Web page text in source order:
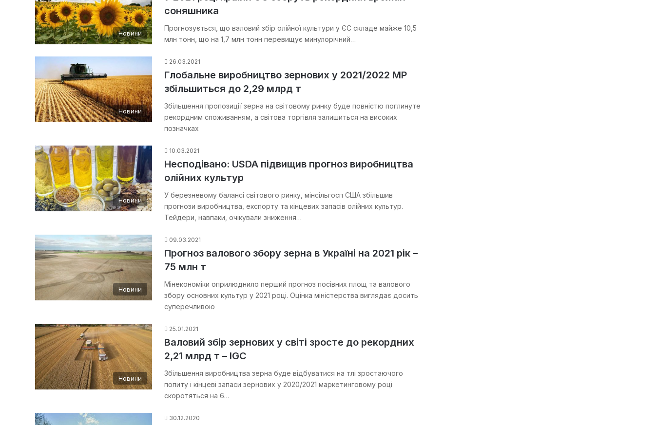
Новини
соняшника
Прогнозується, що валовий збір олійної культури у ЄС складе майже 10,5
млн тонн, що на 1,7 млн тонн перевищує минулорічний…
Новини
26.03.2021
Глобальне виробництво зернових у 2021/2022 МР
збільшиться до 2,29 млрд т
Збільшення пропозиції зерна на світовому ринку буде повністю поглинуте
рекордним споживанням, а світова торгівля залишиться на високих
позначках
Новини
10.03.2021
Несподівано: USDA підвищив прогноз виробництва
олійних культур
У березневому балансі світового ринку, мінсільгосп США збільшив
прогнози виробництва, експорту та кінцевих запасів олійних культур.
Тейдери, навпаки, очікували зниження…
Новини
09.03.2021
Прогноз валового збору зерна в Україні на 2021 рік –
75 млн т
Мінекономіки оприлюднило перший прогноз посівних площ та валового
збору основних культур у 2021 році. Оцінка міністерства виглядає досить
суперечливою
Новини
25.01.2021
Валовий збір зернових у світі зросте до рекордних
2,21 млрд т – IGC
Збільшення виробництва зерна буде відбуватися на тлі зростаючого
попиту і кінцеві запаси зернових у 2020/2021 маркетинговому році
скоротяться на 6…
30.12.2020